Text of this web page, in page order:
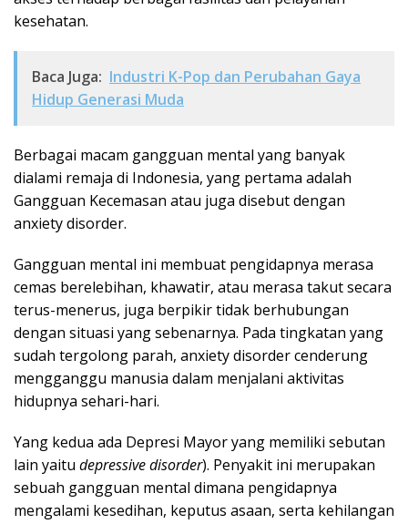
kesehatan.
Baca Juga: Industri K-Pop dan Perubahan Gaya
Hidup Generasi Muda
Berbagai macam gangguan mental yang banyak
dialami remaja di Indonesia, yang pertama adalah
Gangguan Kecemasan atau juga disebut dengan
anxiety disorder.
Gangguan mental ini membuat pengidapnya merasa
cemas berelebihan, khawatir, atau merasa takut secara
terus-menerus, juga berpikir tidak berhubungan
dengan situasi yang sebenarnya. Pada tingkatan yang
sudah tergolong parah, anxiety disorder cenderung
mengganggu manusia dalam menjalani aktivitas
hidupnya sehari-hari.
Yang kedua ada Depresi Mayor yang memiliki sebutan
lain yaitu depressive disorder). Penyakit ini merupakan
sebuah gangguan mental dimana pengidapnya
mengalami kesedihan, keputus asaan, serta kehilangan